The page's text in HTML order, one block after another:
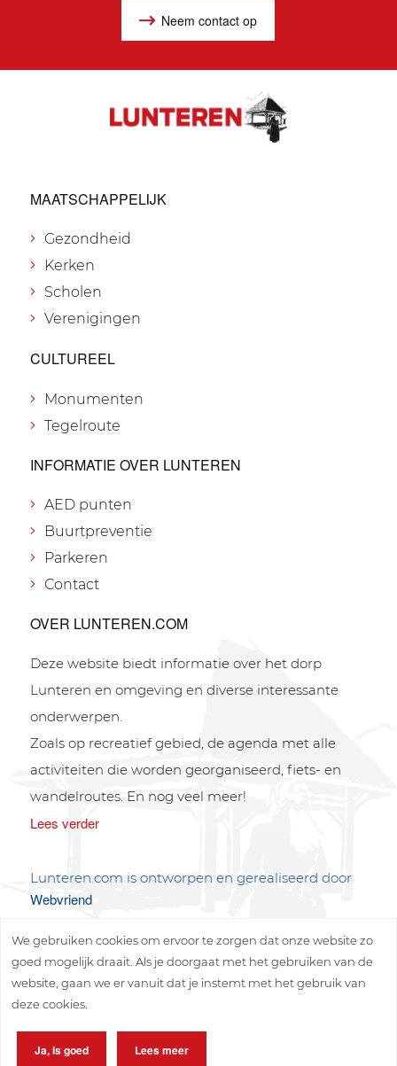
Neem contact op
MAATSCHAPPELIJK
Gezondheid
Kerken
Scholen
Verenigingen
CULTUREEL
Monumenten
Tegelroute
INFORMATIE OVER LUNTEREN
AED punten
Buurtpreventie
Parkeren
Contact
OVER LUNTEREN.COM
Deze website biedt informatie over het dorp
Lunteren en omgeving en diverse interessante
onderwerpen.
Zoals op recreatief gebied, de agenda met alle
activiteiten die worden georganiseerd, fiets- en
wandelroutes. En nog veel meer!
Lees verder
Lunteren.com is ontworpen en gerealiseerd door
Webvriend
We gebruiken cookies om ervoor te zorgen dat onze website zo
goed mogelijk draait. Als je doorgaat met het gebruiken van de
website, gaan we er vanuit dat je instemt met het gebruik van
deze cookies.
Ja, is goed Lees meer